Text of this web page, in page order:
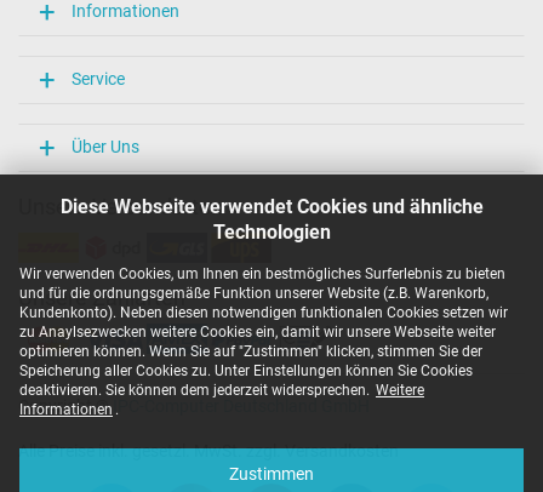
Diese Webseite verwendet Cookies und ähnliche
Technologien
Wir verwenden Cookies, um Ihnen ein bestmögliches Surferlebnis zu bieten
und für die ordnungsgemäße Funktion unserer Website (z.B. Warenkorb,
Kundenkonto). Neben diesen notwendigen funktionalen Cookies setzen wir
zu Anaylsezwecken weitere Cookies ein, damit wir unsere Webseite weiter
optimieren können. Wenn Sie auf "Zustimmen" klicken, stimmen Sie der
Speicherung aller Cookies zu. Unter Einstellungen können Sie Cookies
deaktivieren. Sie können dem jederzeit widersprechen. Weitere
Informationen .
Zustimmen
Informationen
Service
Über Uns
Unsere Versandarten
Unsere Zahlarten
Copyright ©
Alle Preise inkl. gesetzl. MwSt. zzgl. Versandkosten